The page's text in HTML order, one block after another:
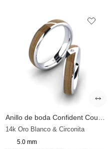
14k Oro Blanco & Circonita
5.0 mm